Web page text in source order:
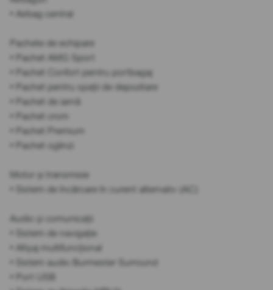
• Airbag central
Pachete de echipare
• Pachet AMG Sport
• Pachet Confort pentru portbagaj
• Pachet pentru spații de depozitare
• Pachet de iarnă
• Pachet crom
• Pachet Premium
• Pachet oglinzi
Motor și transmisie
• Sistem de încărcare în curent alternativ (AC)
Audio și comunicații
• Sistem de navigație
• Afișaj multifuncțional
• Sistem audio Burmester Surround
• Port USB